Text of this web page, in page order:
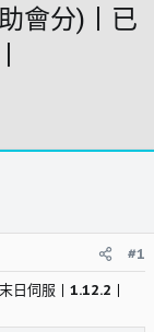
會分)丨已
#1
日伺服丨1.12.2丨